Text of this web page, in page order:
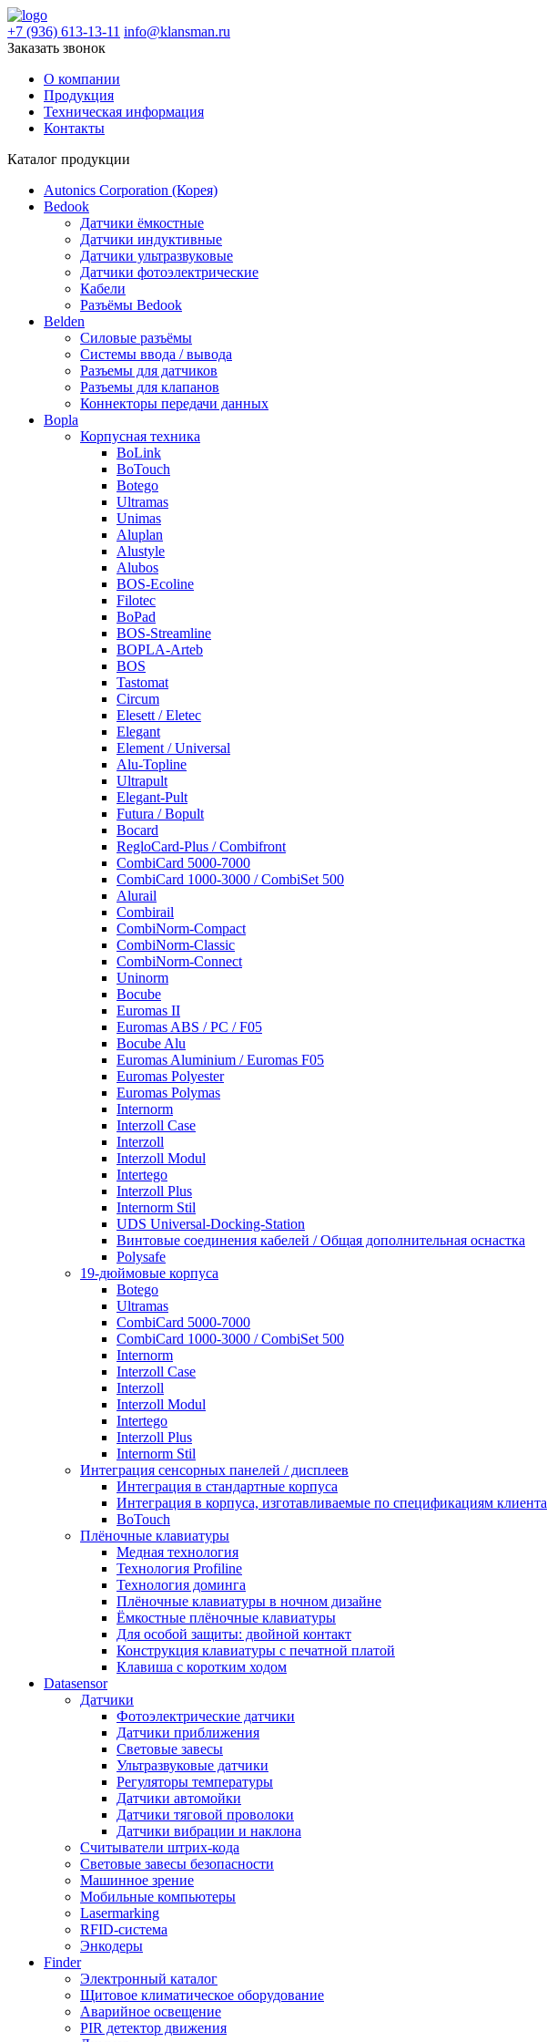
+7 (936) 613-13-11 info@klansman.ru
Заказать звонок
О компании
Продукция
Техническая информация
Контакты
Каталог продукции
Autonics Corporation (Корея)
Bedook
Датчики ёмкостные
Датчики индуктивные
Датчики ультразвуковые
Датчики фотоэлектрические
Кабели
Разъёмы Bedook
Belden
Силовые разъёмы
Системы ввода / вывода
Разъемы для датчиков
Разъемы для клапанов
Коннекторы передачи данных
Bopla
Корпусная техника
BoLink
BoTouch
Botego
Ultramas
Unimas
Aluplan
Alustyle
Alubos
BOS-Ecoline
Filotec
BoPad
BOS-Streamline
BOPLA-Arteb
BOS
Tastomat
Circum
Elesett / Eletec
Elegant
Element / Universal
Alu-Topline
Ultrapult
Elegant-Pult
Futura / Bopult
Bocard
RegloCard-Plus / Combifront
CombiCard 5000-7000
CombiCard 1000-3000 / CombiSet 500
Alurail
Combirail
CombiNorm-Compact
CombiNorm-Classic
CombiNorm-Connect
Uninorm
Bocube
Euromas II
Euromas ABS / PC / F05
Bocube Alu
Euromas Aluminium / Euromas F05
Euromas Polyester
Euromas Polymas
Internorm
Interzoll Case
Interzoll
Interzoll Modul
Intertego
Interzoll Plus
Internorm Stil
UDS Universal-Docking-Station
Винтовые соединения кабелей / Общая дополнительная оснастка
Polysafe
19-дюймовые корпуса
Botego
Ultramas
CombiCard 5000-7000
CombiCard 1000-3000 / CombiSet 500
Internorm
Interzoll Case
Interzoll
Interzoll Modul
Intertego
Interzoll Plus
Internorm Stil
Интеграция сенсорных панелей / дисплеев
Интеграция в стандартные корпуса
Интеграция в корпуса, изготавливаемые по спецификациям клиента
BoTouch
Плёночные клавиатуры
Медная технология
Технология Profiline
Технология доминга
Плёночные клавиатуры в ночном дизайне
Ёмкостные плёночные клавиатуры
Для особой защиты: двойной контакт
Конструкция клавиатуры с печатной платой
Клавиша с коротким ходом
Datasensor
Датчики
Фотоэлектрические датчики
Датчики приближения
Световые завесы
Ультразвуковые датчики
Регуляторы температуры
Датчики автомойки
Датчики тяговой проволоки
Датчики вибрации и наклона
Считыватели штрих-кода
Световые завесы безопасности
Машинное зрение
Мобильные компьютеры
Lasermarking
RFID-система
Энкодеры
Finder
Электронный каталог
Щитовое климатическое оборудование
Аварийное освещение
PIR детектор движения